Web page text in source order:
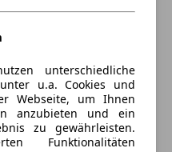
unterschiedliche
u.a. Cookies und
Webseite, um Ihnen
anzubieten und ein
zu gewährleisten.
Funktionalitäten